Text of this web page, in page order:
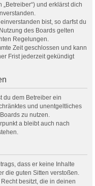
und erklärst dich
bist, so darfst du
des Boards gelten
Regelungen.
Zeit geschlossen und kann
Frist jederzeit gekündigt
du dem Betreiber ein
und unentgeltliches
zu nutzen.
a bleibt auch nach
dass er keine Inhalte
die guten Sitten verstoßen.
besitzt, die in deinen